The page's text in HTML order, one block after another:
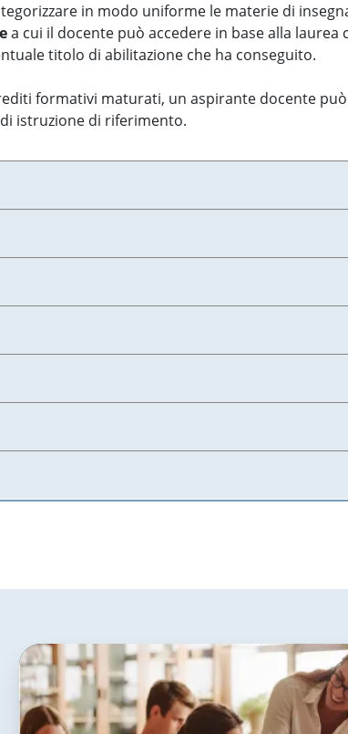
in modo uniforme le materie di
a cui il docente può accedere in base alla laurea
titolo di abilitazione che ha conseguito.
formativi maturati, un aspirante docente può
istruzione di riferimento.